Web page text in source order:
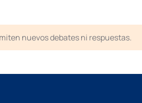
nuevos debates ni respuestas.